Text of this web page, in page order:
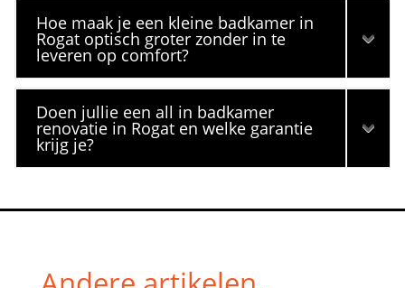
Hoe maak je een kleine badkamer in
Rogat optisch groter zonder in te
leveren op comfort?
Doen jullie een all in badkamer
renovatie in Rogat en welke garantie
krijg je?